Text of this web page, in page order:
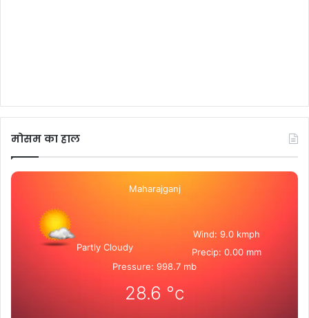
मोसम का हाल
Maharajganj
Partly Cloudy
Wind: 9.0 kmph
Precip: 0.00 mm
Pressure: 998.7 mb
28.6 °c